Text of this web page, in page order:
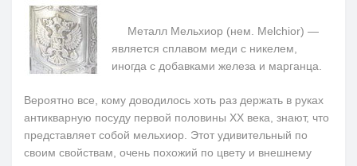
Металл Мельхиор (нем. Melchior) —
является сплавом меди с никелем,
иногда с добавками железа и марганца.
Вероятно все, кому доводилось хоть раз держать в руках
антикварную посуду первой половины ХХ века, знают, что
представляет собой мельхиор. Этот удивительный по
своим свойствам, очень похожий по цвету и внешнему